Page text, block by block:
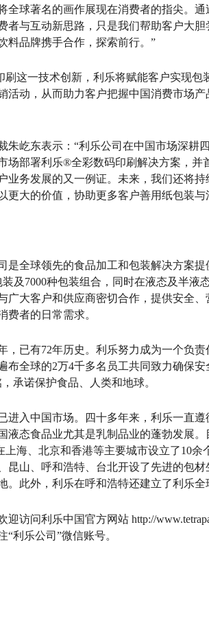
全球著名的画作展现在消费者的指尖。
者与互动新思路，只是我们帮助客户大
料品牌携手合作，探索前行。”
这一技术创新，利乐将赋能客户实现包
活动，从而助力客户把握中国消费市场
朱屹东表示：“利乐公司在中国市场深耕
场部署利乐®全彩数码印刷解决方案，并
业务发展的又一例证。未来，我们还将
更大的价值，协助更多客户善用纸包装
是全球领先的食品加工和包装解决方案
及7000种包装组合，同时在液态及半液
广大客户和供应商密切合作，提供安全
费者的日常需求。
，已有72年历史。利乐努力成为一个负
布全球的2万4千多名员工共同致力确保
承诺保护食品、人类和地球。
进入中国市场。四十多年来，利乐一直
液态食品业尤其是乳制品业的蓬勃发展
上海、北京和香港等主要城市设立了10
昆山、呼和浩特、台北开设了先进的包
。此外，利乐在呼和浩特还建立了利乐全
迎访问利乐中国官方网站 http://
“利乐公司”微信账号。